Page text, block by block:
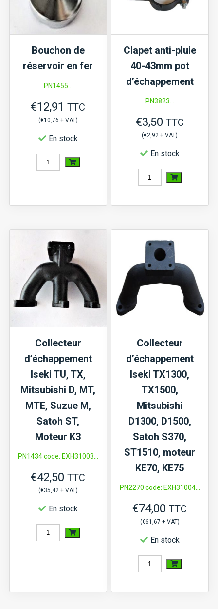
MT,
MTE,
Satoh
ST,
Suzue
M,
moteur
MTZ18,
S3L(2),
S4l(2)
Bouchon de
réservoir en fer
PN1455...
€12,91 TTC
(€10,76 + VAT)
En stock
quantité
de
Clapet anti-pluie
40-43mm pot
d’échappement
PN3823...
€3,50 TTC
(€2,92 + VAT)
En stock
quantité
Clapet
pluie
43mm
pot
d'échappement
Collecteur
d’échappement
Iseki TU, TX,
Mitsubishi D, MT,
MTE, Suzue M,
Satoh ST,
Moteur K3
PN1434 code: EXH31003...
€42,50 TTC
(€35,42 + VAT)
En stock
quantité
Iseki
Collecteur
d’échappement
Iseki TX1300,
TX1500,
Mitsubishi
D1300, D1500,
Satoh S370,
ST1510, moteur
KE70, KE75
PN2270 code: EXH31004...
€74,00 TTC
(€61,67 + VAT)
En stock
quantité
Collecteur